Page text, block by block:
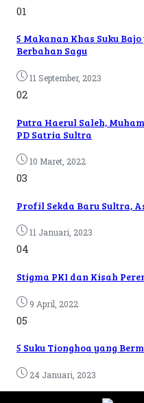
01
5 Makanan Khas Suku
Berbahan Sagu
11 September, 2023
02
Putra Haerul Saleh,
PD Satria Sultra
10 Maret, 2022
03
Profil Sekda Baru Sultra,
11 Januari, 2023
04
Stigma PKI dan Kisah
9 April, 2022
05
5 Suku Tionghoa yang
24 Januari, 2023